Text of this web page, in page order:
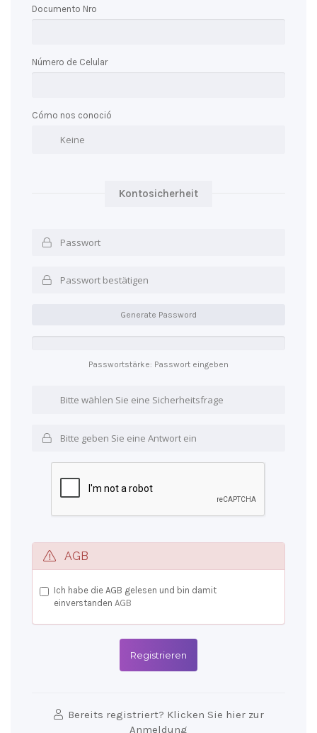
Documento Nro
Número de Celular
Cómo nos conoció
Kontosicherheit
Generate Password
Passwortstärke: Passwort eingeben
AGB
Ich habe die AGB gelesen und bin damit
einverstanden AGB
Bereits registriert? Klicken Sie hier zur
Anmeldung